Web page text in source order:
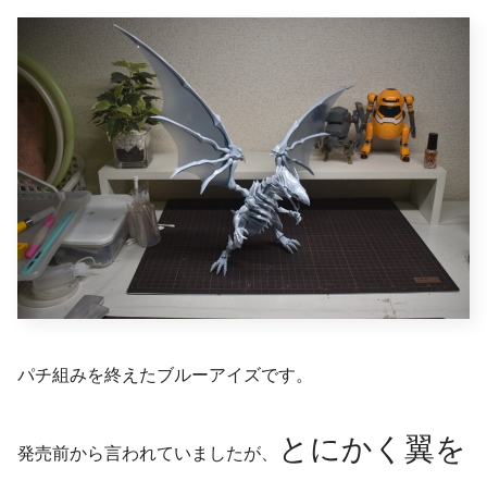
パチ組みを終えたブルーアイズです。
発売前から言われていましたが、
とにかく翼を